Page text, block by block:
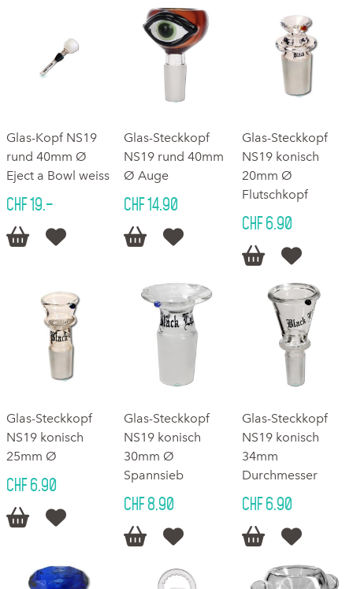
Glas-Kopf NS19
rund 40mm Ø
Eject a Bowl weiss
CHF 19.–
 
Glas-Steckkopf
NS19 rund 40mm
Ø Auge
CHF 14.90
 
Glas-Steckkopf
NS19 konisch
20mm Ø
Flutschkopf
CHF 6.90
 
Glas-Steckkopf
NS19 konisch
25mm Ø
CHF 6.90
 
Glas-Steckkopf
NS19 konisch
30mm Ø
Spannsieb
CHF 8.90
 
Glas-Steckkopf
NS19 konisch
34mm
Durchmesser
CHF 6.90
 